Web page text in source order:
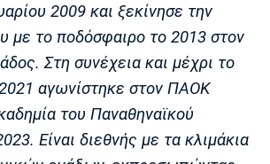
Τσέλσι
Μάντσεστερ
2009 και ξεκίνησε την
με το ποδόσφαιρο το 2013 στον
Στη συνέχεια και μέχρι το
αγωνίστηκε στον ΠΑΟΚ
του Παναθηναϊκού
Είναι διεθνής με τα κλιμάκια